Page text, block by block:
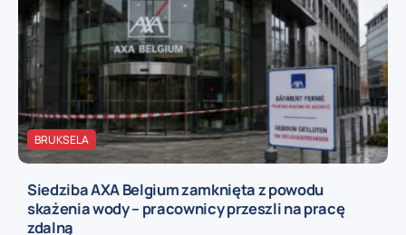
BRUKSELA
Siedziba AXA Belgium zamknięta z powodu
skażenia wody – pracownicy przeszli na pracę
zdalną